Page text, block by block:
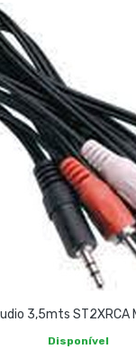
3,5mts ST2XRCA
Disponível